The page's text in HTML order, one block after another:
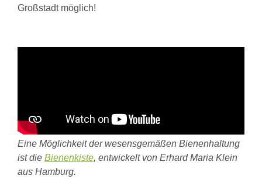
Großstadt möglich!
Eine Möglichkeit der wesensgemäßen Bienenhaltung
ist die Bienenkiste, entwickelt von Erhard Maria Klein
aus Hamburg.